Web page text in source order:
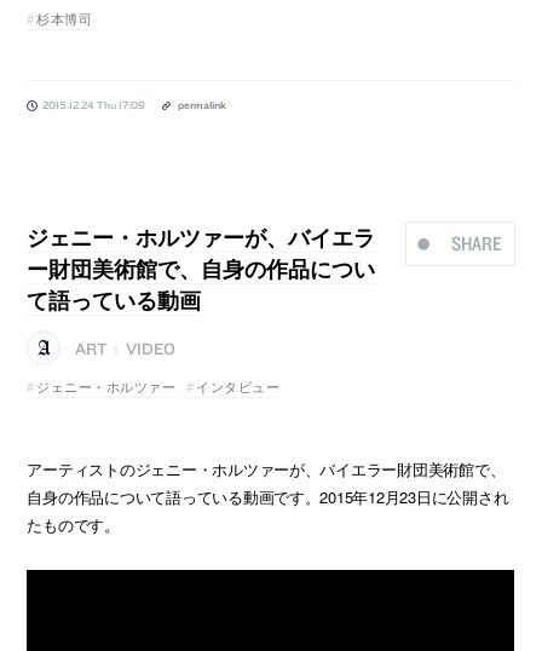
杉本博司
2015.12.24 Thu 17:09 permalink
SHARE
ジェニー・ホルツァーが、バイエラ
ー財団美術館で、自身の作品につい
て語っている動画
ART
VIDEO
ジェニー・ホルツァー
インタビュー
アーティストのジェニー・ホルツァーが、バイエラー財団美術館で、
自身の作品について語っている動画です。2015年12月23日に公開され
たものです。